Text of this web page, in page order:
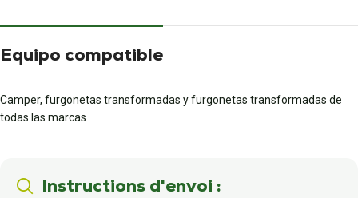
Equipo compatible
Camper, furgonetas transformadas y furgonetas transformadas de
todas las marcas
Instructions d'envoi :